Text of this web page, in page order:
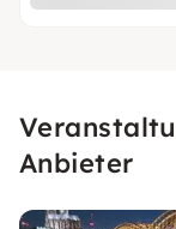
Anbieter